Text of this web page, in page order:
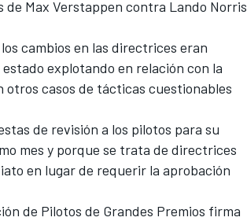
de Max Verstappen contra Lando Norris
cambios en las directrices eran
explotando en relación con la
casos de tácticas cuestionables
de revisión a los pilotos para su
mes y porque se trata de directrices
en lugar de requerir la aprobación
de Pilotos de Grandes Premios firma